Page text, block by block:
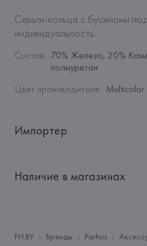
Серьги-кольца с бусинами
индивидуальность.
Состав: 70% Железо, 20%
полиуретан
Цвет производителя: Multicolor
Импортер
"БелВиринея"
Адрес:
ПОРТУГАЛИЯ, Barata &
Наличие в магазинах
FH.BY Бренды Parfois